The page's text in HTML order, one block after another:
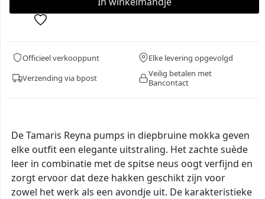
Officieel verkooppunt
Elke levering opgevolgd
Verzending via bpost
Veilig betalen met
Bancontact
De Tamaris Reyna pumps in diepbruine mokka geven
elke outfit een elegante uitstraling. Het zachte suède
leer in combinatie met de spitse neus oogt verfijnd en
zorgt ervoor dat deze hakken geschikt zijn voor
zowel het werk als een avondje uit. De karakteristieke